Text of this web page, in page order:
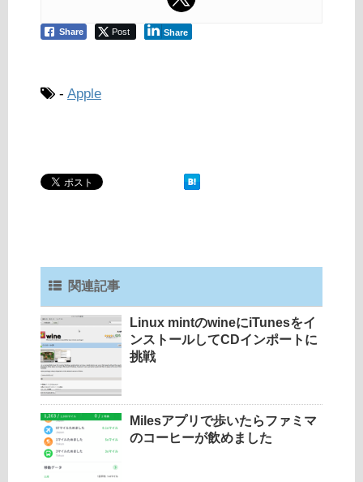
Share Post Share
- Apple
関連記事
Linux mintのwineにiTunesをイ
ンストールしてCDインポートに
挑戦
Milesアプリで歩いたらファミマ
のコーヒーが飲めました